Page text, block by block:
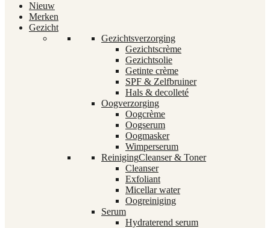
Nieuw
Merken
Gezicht
Gezichtsverzorging
Gezichtscrème
Gezichtsolie
Getinte crème
SPF & Zelfbruiner
Hals & decolleté
Oogverzorging
Oogcrème
Oogserum
Oogmasker
Wimperserum
ReinigingCleanser & Toner
Cleanser
Exfoliant
Micellar water
Oogreiniging
Serum
Hydraterend serum